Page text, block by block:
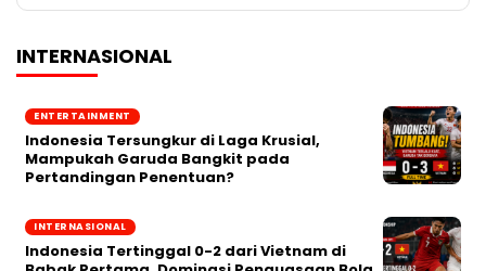
INTERNASIONAL
ENTERTAINMENT
Indonesia Tersungkur di Laga Krusial,
Mampukah Garuda Bangkit pada
Pertandingan Penentuan?
INTERNASIONAL
Indonesia Tertinggal 0-2 dari Vietnam di